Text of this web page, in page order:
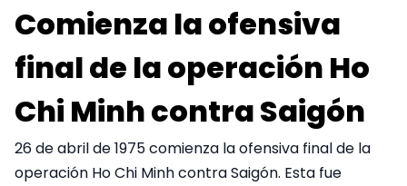
Comienza la ofensiva
final de la operación Ho
Chi Minh contra Saigón
26 de abril de 1975 comienza la ofensiva final de la
operación Ho Chi Minh contra Saigón. Esta fue